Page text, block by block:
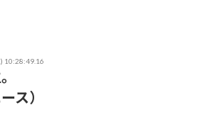
10:28:49.16
ス）